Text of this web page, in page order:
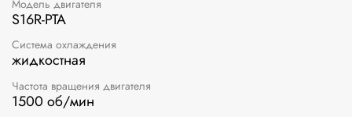
Модель двигателя
S16R-PTA
Система охлаждения
жидкостная
Частота вращения двигателя
1500 об/мин